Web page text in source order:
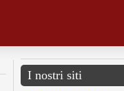
I nostri siti